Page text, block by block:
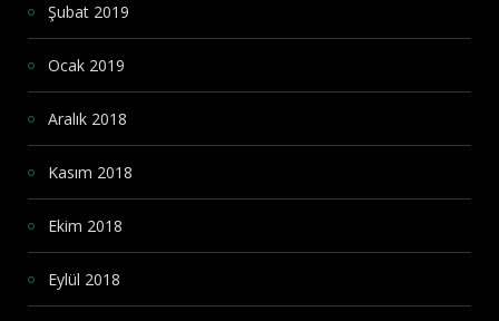
Şubat 2019
Ocak 2019
Aralık 2018
Kasım 2018
Ekim 2018
Eylül 2018